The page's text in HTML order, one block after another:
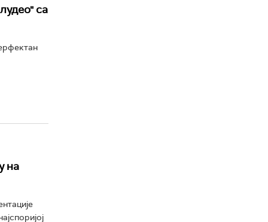
са
на